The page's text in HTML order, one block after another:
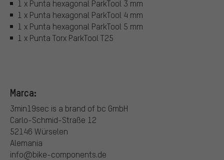
1 x Punta hexagonal ParkTool 3 mm
1 x Punta hexagonal ParkTool 4 mm
1 x Punta hexagonal ParkTool 5 mm
1 x Punta Torx ParkTool T25
Marca:
3min19sec is a brand of bc GmbH
Carlo-Schmid-Straße 12
52146 Würselen
Alemania
info@bike-components.de